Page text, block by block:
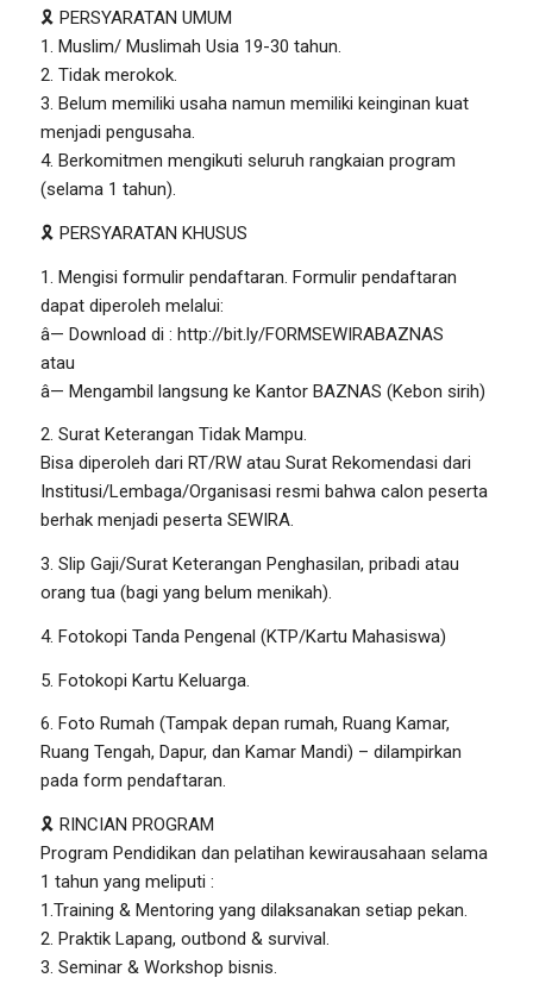
🎗 PERSYARATAN UMUM
1. Muslim/ Muslimah Usia 19-30 tahun.
2. Tidak merokok.
3. Belum memiliki usaha namun memiliki keinginan kuat
menjadi pengusaha.
4. Berkomitmen mengikuti seluruh rangkaian program
(selama 1 tahun).
🎗 PERSYARATAN KHUSUS
1. Mengisi formulir pendaftaran. Formulir pendaftaran
dapat diperoleh melalui:
â— Download di : http://bit.ly/FORMSEWIRABAZNAS
atau
â— Mengambil langsung ke Kantor BAZNAS (Kebon sirih)
2. Surat Keterangan Tidak Mampu.
Bisa diperoleh dari RT/RW atau Surat Rekomendasi dari
Institusi/Lembaga/Organisasi resmi bahwa calon peserta
berhak menjadi peserta SEWIRA.
3. Slip Gaji/Surat Keterangan Penghasilan, pribadi atau
orang tua (bagi yang belum menikah).
4. Fotokopi Tanda Pengenal (KTP/Kartu Mahasiswa)
5. Fotokopi Kartu Keluarga.
6. Foto Rumah (Tampak depan rumah, Ruang Kamar,
Ruang Tengah, Dapur, dan Kamar Mandi) – dilampirkan
pada form pendaftaran.
🎗 RINCIAN PROGRAM
Program Pendidikan dan pelatihan kewirausahaan selama
1 tahun yang meliputi :
1.Training & Mentoring yang dilaksanakan setiap pekan.
2. Praktik Lapang, outbond & survival.
3. Seminar & Workshop bisnis.